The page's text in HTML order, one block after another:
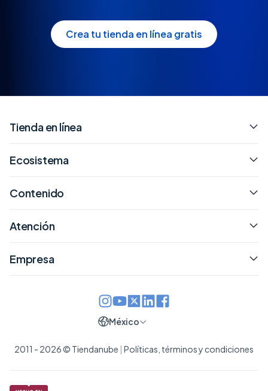
Crea tu tienda en línea gratis
Tienda en línea
Ecosistema
Contenido
Atención
Empresa
2011 - 2026 © Tiendanube | Políticas, términos y condiciones
México